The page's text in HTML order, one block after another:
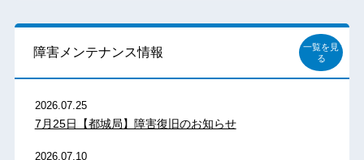
障害メンテナンス情報
一覧を見
る
2026.07.25
7月25日【都城局】障害復旧のお知らせ
2026.07.10